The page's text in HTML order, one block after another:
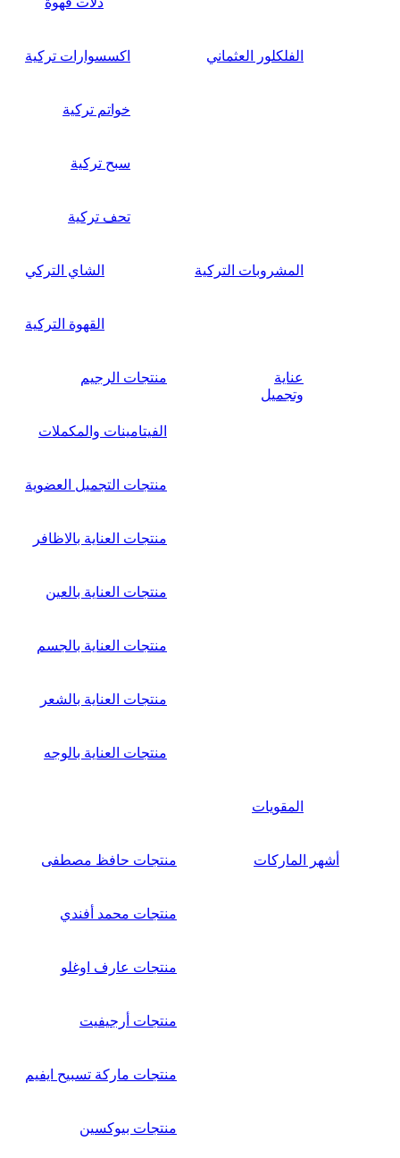
الفلكلور العثماني اكسسوارات تركية
خواتم تركية
سبح تركية
تحف تركية
المشروبات التركية الشاي التركي
القهوة التركية
عناية
وتجميل
منتجات الرجيم
الفيتامينات والمكملات
منتجات التجميل العضوية
منتجات العناية بالاظافر
منتجات العناية بالعين
منتجات العناية بالجسم
منتجات العناية بالشعر
منتجات العناية بالوجه
المقويات
أشهر الماركات منتجات حافظ مصطفى
منتجات محمد أفندي
منتجات عارف اوغلو
منتجات أرجيفيت
منتجات ماركة تسبيح ايفيم
منتجات بيوكسين